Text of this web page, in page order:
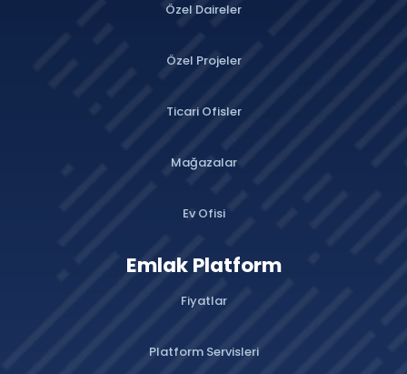
Özel Daireler
Özel Projeler
Ticari Ofisler
Mağazalar
Ev Ofisi
Emlak Platform
Fiyatlar
Platform Servisleri